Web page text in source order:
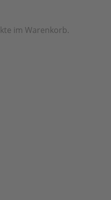
im Warenkorb.